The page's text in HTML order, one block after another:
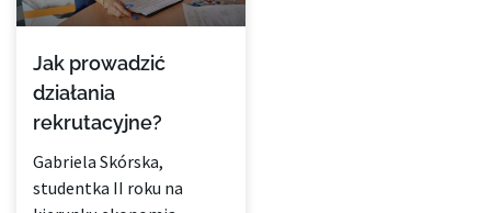
Jak prowadzić
działania
rekrutacyjne?
Gabriela Skórska,
studentka II roku na